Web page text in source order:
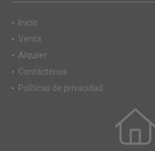
Inicio
Venta
Alquiler
Contáctenos
Políticas de privacidad